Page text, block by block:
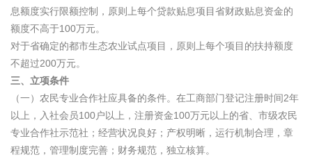
息额度实行限额控制，原则上每个贷款贴息项目省财政贴息资金的
额度不高于100万元。
对于省确定的都市生态农业试点项目，原则上每个项目的扶持额度
不超过200万元。
三、立项条件
（一）农民专业合作社应具备的条件。在工商部门登记注册时间2年
以上，入社会员100户以上，注册资金100万元以上的省、市级农民
专业合作社示范社；经营状况良好；产权明晰，运行机制合理，章
程规范，管理制度完善；财务规范，独立核算。